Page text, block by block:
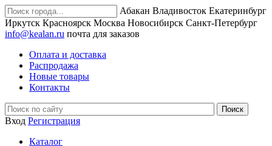
Абакан Владивосток Екатеринбург
Иркутск Красноярск Москва Новосибирск Санкт-Петербург
info@kealan.ru почта для заказов
Оплата и доставка
Распродажа
Новые товары
Контакты
Вход Регистрация
Каталог